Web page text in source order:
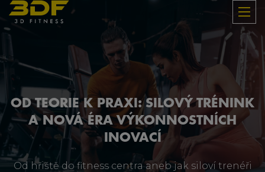
OD TEORIE K PRAXI: SILOVÝ TRÉNINK
A NOVÁ ÉRA VÝKONNOSTNÍCH
INOVACÍ
Od hřiště do fitness centra aneb jak siloví trenéři